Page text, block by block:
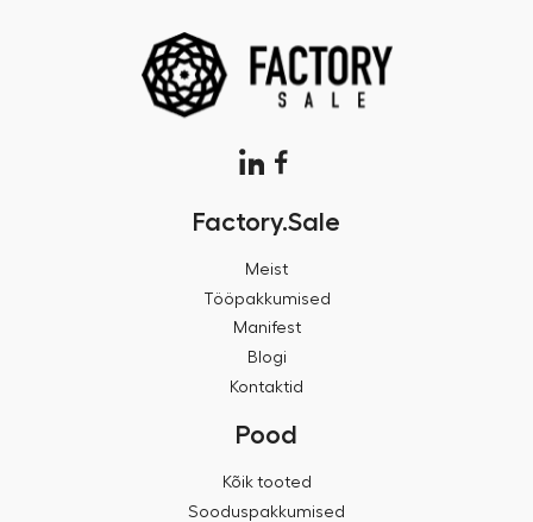
Factory.Sale
Meist
Tööpakkumised
Manifest
Blogi
Kontaktid
Pood
Kõik tooted
Sooduspakkumised